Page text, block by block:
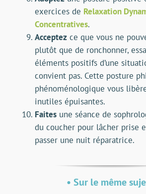
exercices de Relaxation
Concentratives.
Acceptez ce que vous ne
plutôt que de ronchonner,
éléments positifs d’une
convient pas. Cette posture
phénoménologique vous
inutiles épuisantes.
Faites une séance de
du coucher pour lâcher prise
passer une nuit réparatrice.
• Sur le même